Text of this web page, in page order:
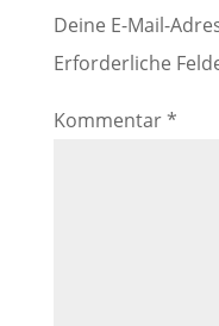
Deine E-Mail-
Erforderliche
Kommentar*